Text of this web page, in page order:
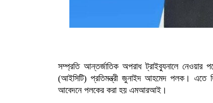
সম্প্রতি আন্তর্জাতিক অপরাধ ট্রাইব্যুনালে
(আইসিটি) প্রতিমন্ত্রী জুনাইদ আহমেদ পলক। এতে
আবেদনে পলকের করা হয় এমআরআই।